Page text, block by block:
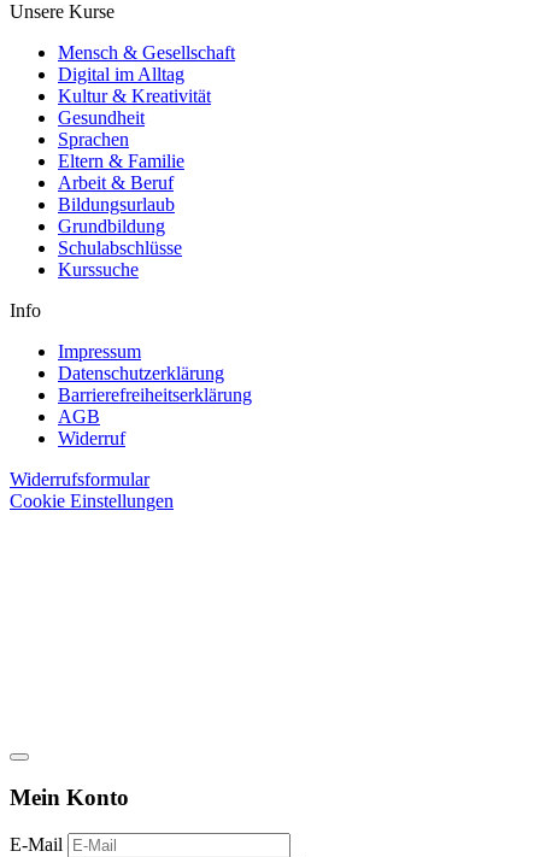
Unsere Kurse
Mensch & Gesellschaft
Digital im Alltag
Kultur & Kreativität
Gesundheit
Sprachen
Eltern & Familie
Arbeit & Beruf
Bildungsurlaub
Grundbildung
Schulabschlüsse
Kurssuche
Info
Impressum
Datenschutzerklärung
Barrierefreiheitserklärung
AGB
Widerruf
Widerrufsformular
Cookie Einstellungen
Mein Konto
E-Mail